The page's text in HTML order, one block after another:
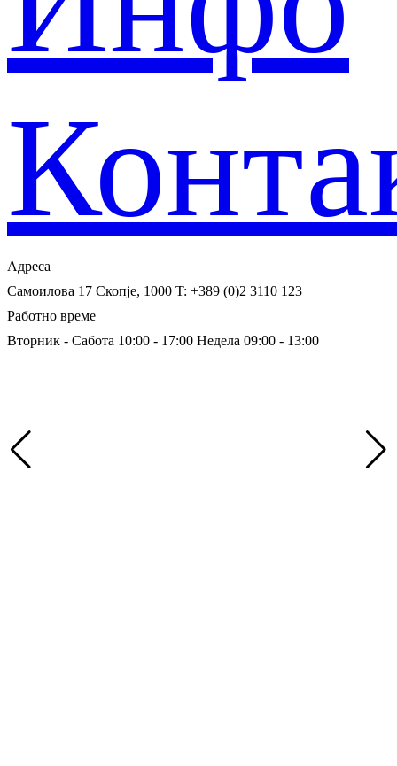
Адреса
Самоилова 17 Скопје, 1000 T: +389 (0)2 3110 123
Работно време
Вторник - Сабота 10:00 - 17:00 Недела 09:00 - 13:00